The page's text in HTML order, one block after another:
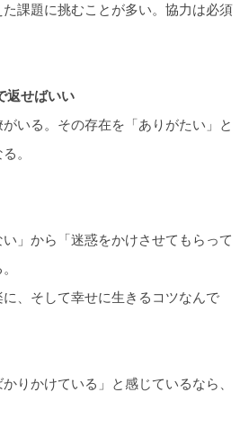
課題に挑むことが多い。協力は必須
返せばいい
いる。その存在を「ありがたい」と
。
い」から「迷惑をかけさせてもらって
、そして幸せに生きるコツなんで
りかけている」と感じているなら、